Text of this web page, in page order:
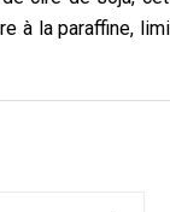
à la paraffine,